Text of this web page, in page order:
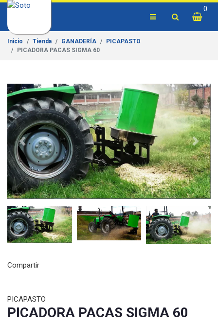
0
Inicio Tienda GANADERÍA
PICAPASTO
PICADORA PACAS SIGMA 60
Previous Next
Compartir
PICAPASTO
PICADORA PACAS SIGMA 60